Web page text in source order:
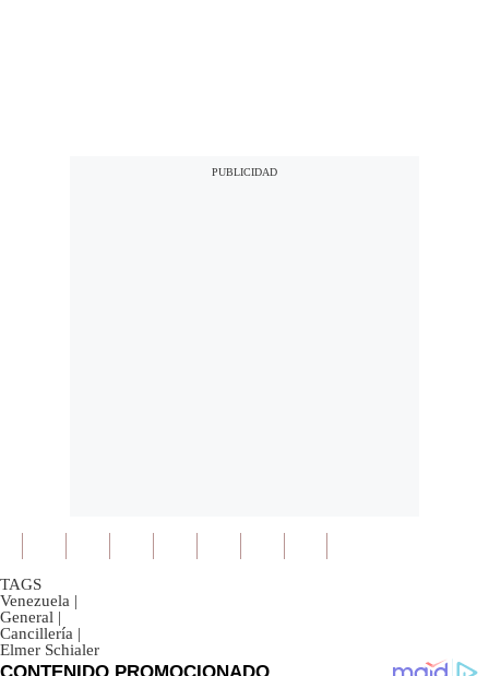
TAGS
Venezuela |
General |
Cancillería |
Elmer Schialer